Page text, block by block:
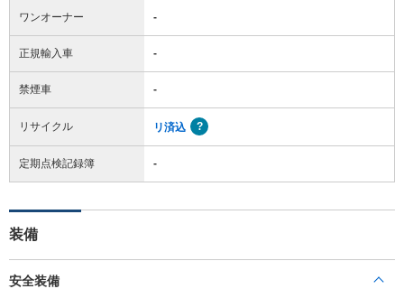
ワンオーナー -
正規輸入車 -
禁煙車 -
リサイクル リ済込
定期点検記録簿 -
装備
安全装備